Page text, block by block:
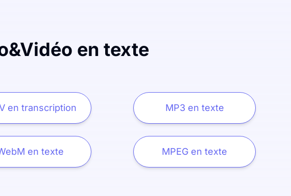
en texte
en transcription MP3 en texte
en texte MPEG en texte